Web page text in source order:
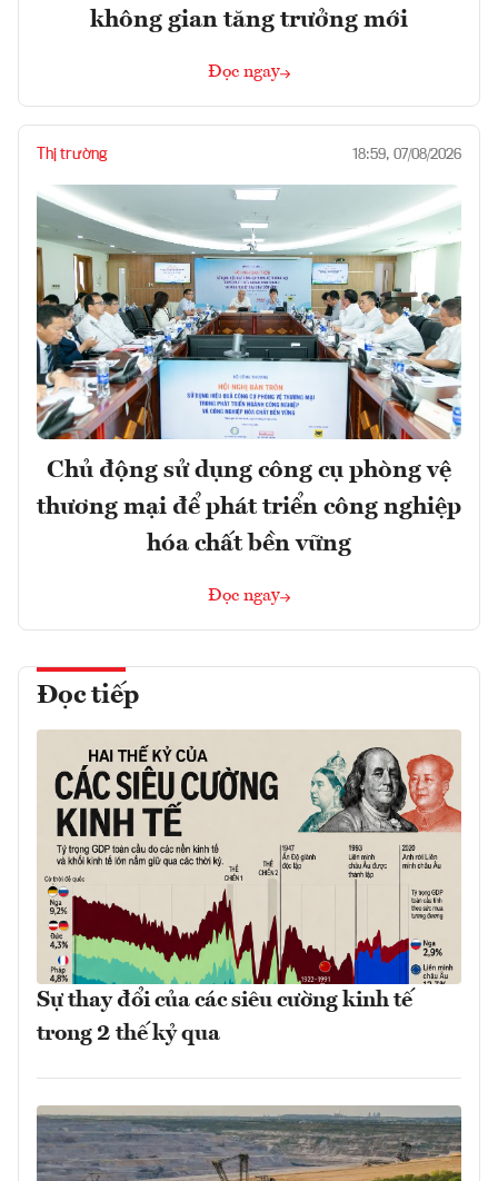
không gian tăng trưởng mới
Đọc ngay
Thị trường 18:59, 07/08/2026
Chủ động sử dụng công cụ phòng vệ
thương mại để phát triển công nghiệp
hóa chất bền vững
Đọc ngay
Đọc tiếp
Sự thay đổi của các siêu cường kinh tế
trong 2 thế kỷ qua